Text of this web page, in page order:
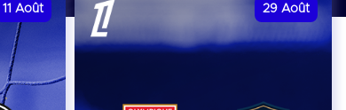
11 Août 29 Août